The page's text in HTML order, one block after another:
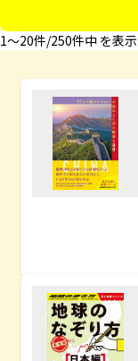
1〜20件/250件中 を表示